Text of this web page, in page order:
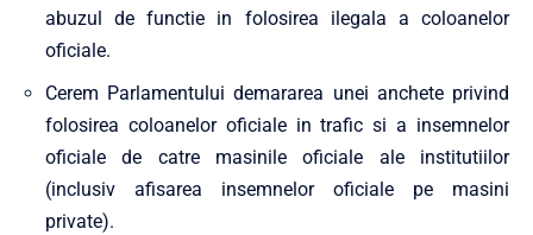
abuzul de functie in folosirea ilegala a coloanelor
oficiale.
Cerem Parlamentului demararea unei anchete privind
folosirea coloanelor oficiale in trafic si a insemnelor
oficiale de catre masinile oficiale ale institutiilor
(inclusiv afisarea insemnelor oficiale pe masini
private).